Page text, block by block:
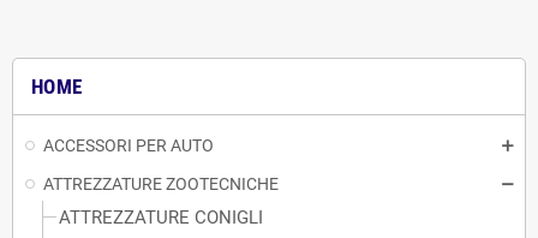
HOME
ACCESSORI PER AUTO
ATTREZZATURE ZOOTECNICHE
ATTREZZATURE CONIGLI